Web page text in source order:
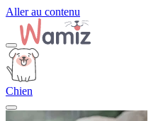
Aller au contenu
Chien